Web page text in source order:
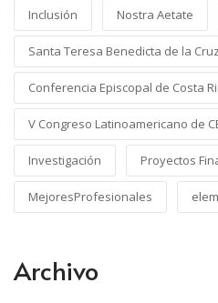
Inclusión Nostra Aetate
Santa Teresa Benedicta de la Cruz
Conferencia Episcopal de Costa
V Congreso Latinoamericano de
Investigación Proyectos
MejoresProfesionales
Archivo